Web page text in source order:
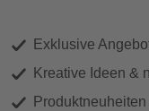
Exklusive
Kreative Ideen &